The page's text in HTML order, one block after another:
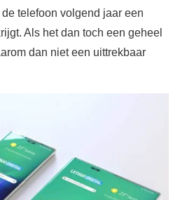
telefoon volgend jaar een
Als het dan toch een geheel
dan niet een uittrekbaar